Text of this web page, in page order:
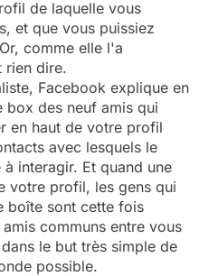
de laquelle vous
et que vous puissiez
comme elle l'a
rien dire.
Facebook explique en
box des neuf amis qui
en haut de votre profil
avec lesquels le
interagir. Et quand une
votre profil, les gens qui
boîte sont cette fois
communs entre vous
le but très simple de
possible.